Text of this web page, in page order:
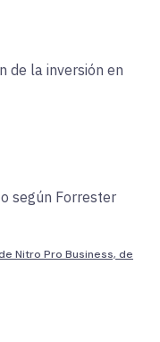
de la inversión en
según Forrester
Nitro Pro Business, de